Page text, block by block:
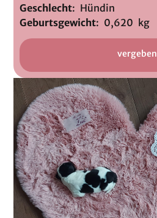
Geschlecht: Hündin
Geburtsgewicht: 0,620 kg
vergeben